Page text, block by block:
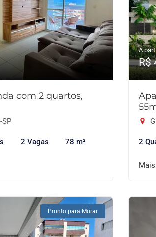
com 2 quartos,
SP
2 Vagas 78 m²
A
R$
2
Pronto para Morar